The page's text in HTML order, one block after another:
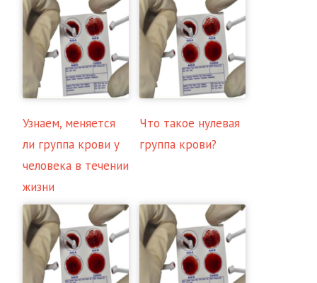
Узнаем, меняется
ли группа крови у
человека в течении
жизни
Что такое нулевая
группа крови?